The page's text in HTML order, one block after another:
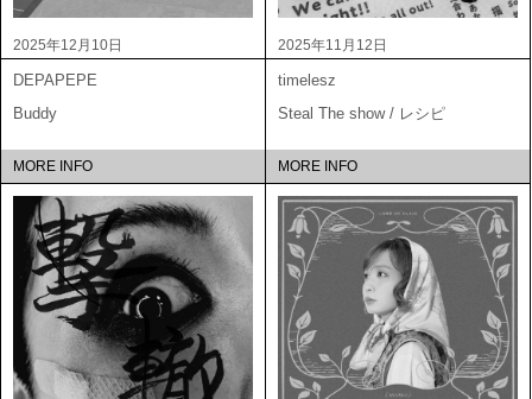
2025年12月10日
DEPAPEPE
Buddy
MORE INFO
2025年11月12日
timelesz
Steal The show / レシピ
MORE INFO